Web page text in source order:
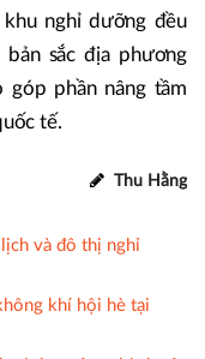
nghỉ dưỡng đều
sắc địa phương
phần nâng tầm
tế.
Thu Hằng
và đô thị nghỉ
khí hội hè tại